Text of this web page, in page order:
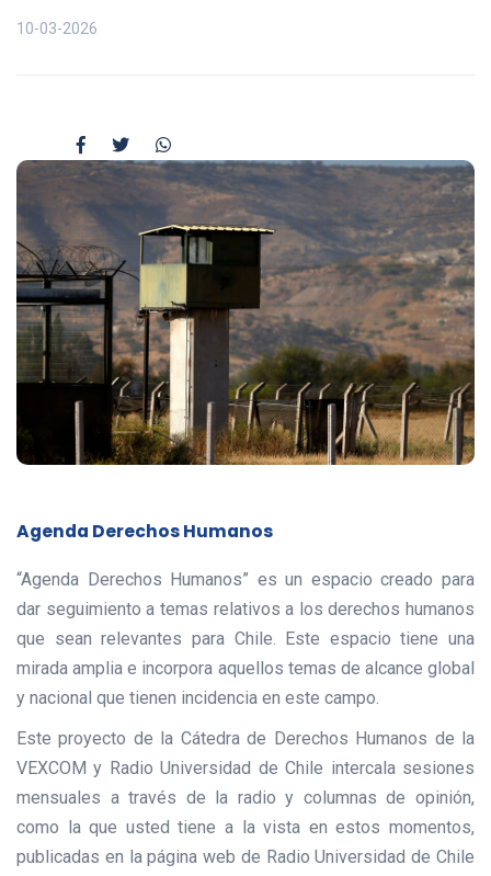
10-03-2026
Agenda Derechos Humanos
“Agenda Derechos Humanos” es un espacio creado para
dar seguimiento a temas relativos a los derechos humanos
que sean relevantes para Chile. Este espacio tiene una
mirada amplia e incorpora aquellos temas de alcance global
y nacional que tienen incidencia en este campo.
Este proyecto de la Cátedra de Derechos Humanos de la
VEXCOM y Radio Universidad de Chile intercala sesiones
mensuales a través de la radio y columnas de opinión,
como la que usted tiene a la vista en estos momentos,
publicadas en la página web de Radio Universidad de Chile